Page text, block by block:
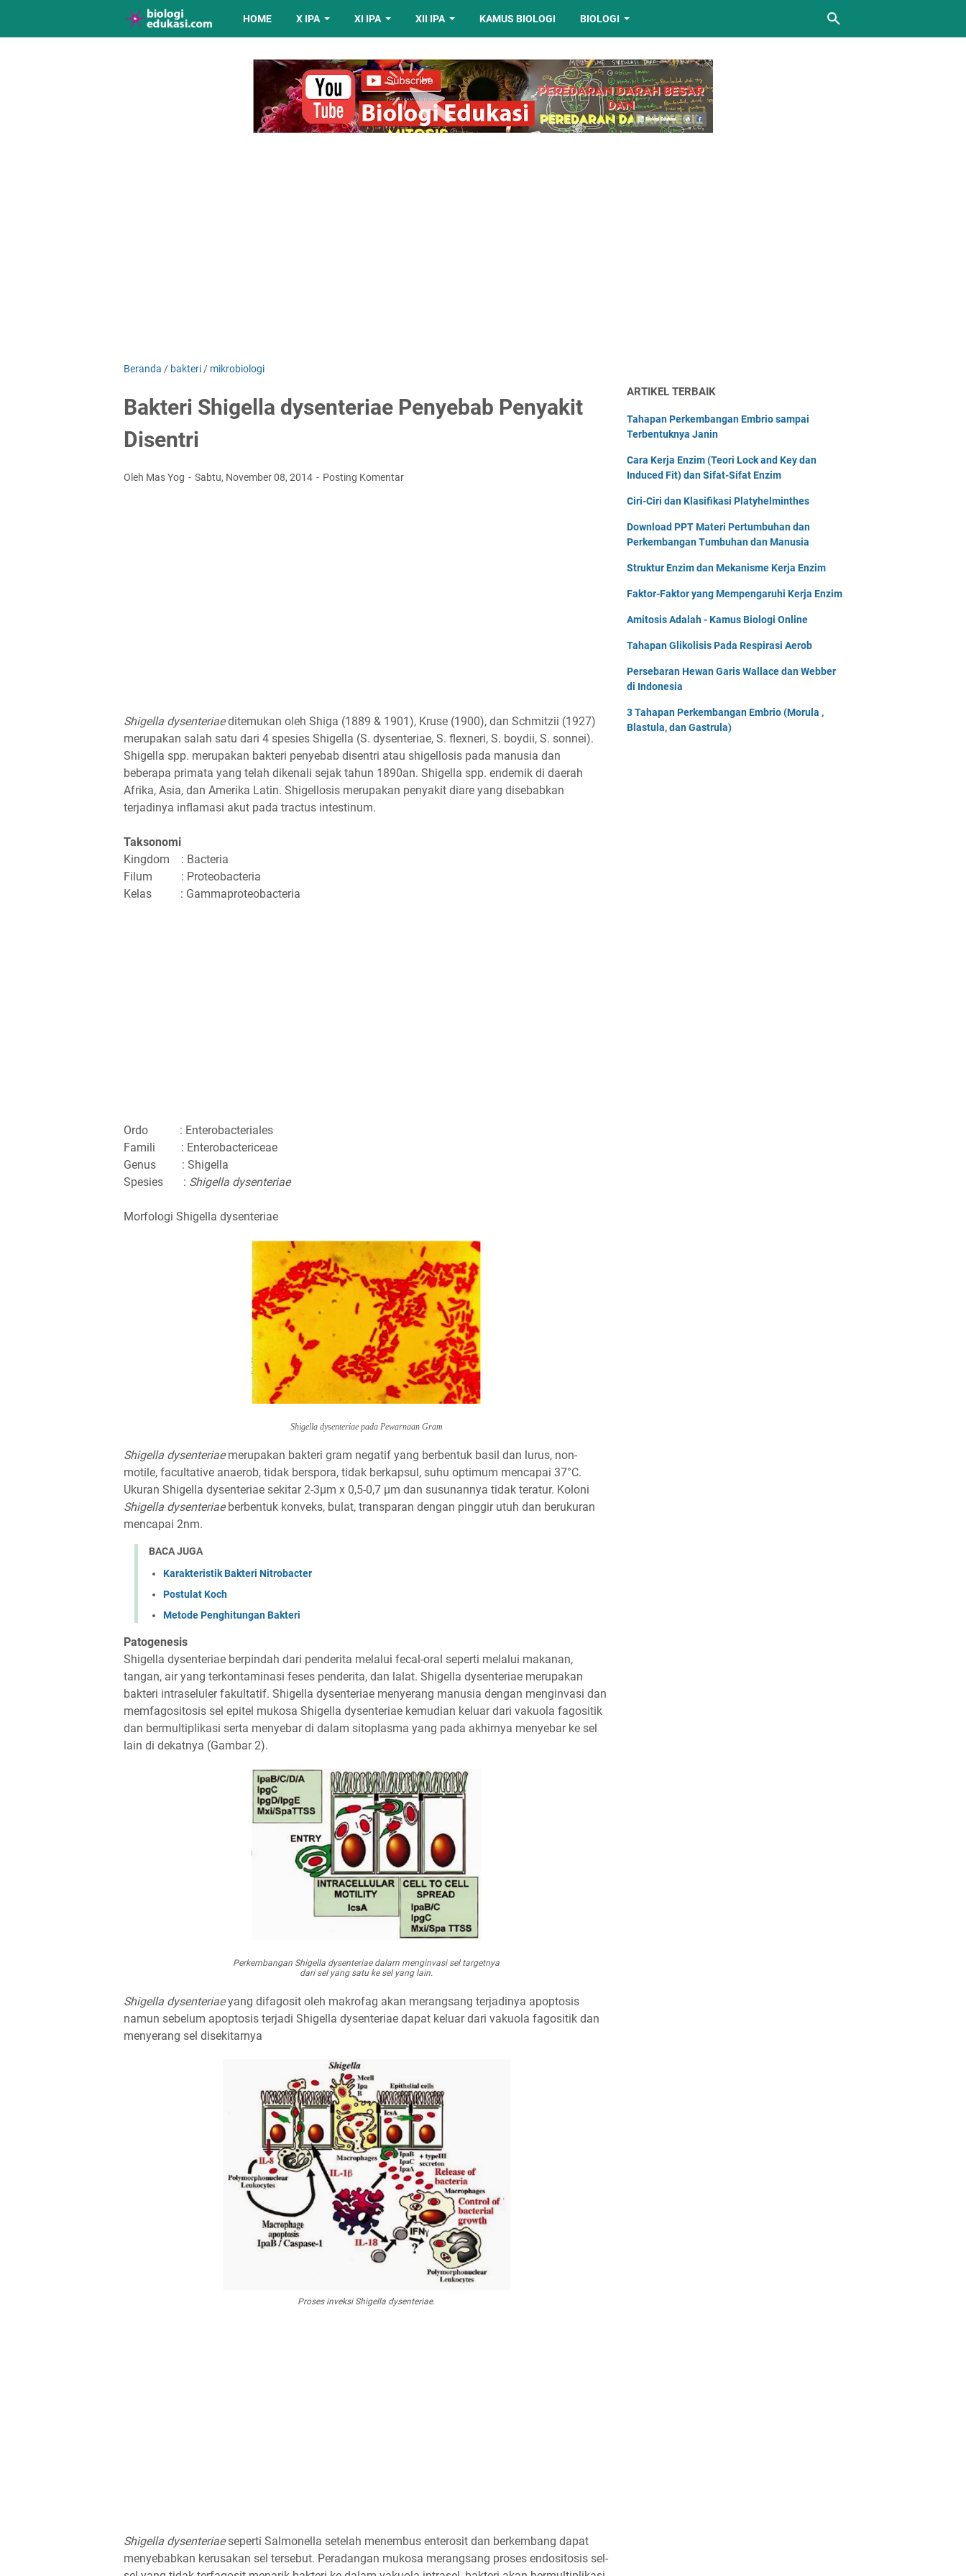
HOME X IPA XI IPA XII IPA KAMUS BIOLOGI BIOLOGI
Beranda / bakteri / mikrobiologi
Bakteri Shigella dysenteriae Penyebab Penyakit
Disentri
Oleh Mas Yog Sabtu, November 08, 2014 Posting Komentar
Shigella dysenteriaeditemukan oleh Shiga (1889 & 1901), Kruse (1900), dan Schmitzii (1927)
merupakan salah satu dari 4 spesies Shigella (S. dysenteriae, S. flexneri, S. boydii, S. sonnei).
Shigella spp. merupakan bakteri penyebab disentri atau shigellosis pada manusia dan
beberapa primata yang telah dikenali sejak tahun 1890an. Shigella spp. endemik di daerah
Afrika, Asia, dan Amerika Latin. Shigellosis merupakan penyakit diare yang disebabkan
terjadinya inflamasi akut pada tractus intestinum.
Taksonomi
Kingdom : Bacteria
Filum : Proteobacteria
Kelas : Gammaproteobacteria
Ordo : Enterobacteriales
Famili : Enterobactericeae
Genus : Shigella
Spesies : Shigella dysenteriae
Morfologi Shigella dysenteriae
Shigella dysenteriaepada Pewarnaan Gram
Shigella dysenteriaemerupakan bakteri gram negatif yang berbentuk basil dan lurus, non-
motile, facultative anaerob, tidak berspora, tidak berkapsul, suhu optimum mencapai 37°C.
Ukuran Shigella dysenteriae sekitar 2-3μm x 0,5-0,7 μm dan susunannya tidak teratur. Koloni
Shigella dysenteriae berbentuk konveks, bulat, transparan dengan pinggir utuh dan berukuran
mencapai 2nm.
BACA JUGA
Karakteristik Bakteri Nitrobacter
Postulat Koch
Metode Penghitungan Bakteri
Patogenesis
Shigella dysenteriae berpindah dari penderita melalui fecal-oral seperti melalui makanan,
tangan, air yang terkontaminasi feses penderita, dan lalat. Shigella dysenteriae merupakan
bakteri intraseluler fakultatif. Shigella dysenteriae menyerang manusia dengan menginvasi dan
memfagositosis sel epitel mukosa Shigella dysenteriae kemudian keluar dari vakuola fagositik
dan bermultiplikasi serta menyebar di dalam sitoplasma yang pada akhirnya menyebar ke sel
lain di dekatnya (Gambar 2).
Perkembangan Shigella dysenteriae dalam menginvasi sel targetnya
dari sel yang satu ke sel yang lain.
Shigella dysenteriaeyang difagosit oleh makrofag akan merangsang terjadinya apoptosis
namun sebelum apoptosis terjadi Shigella dysenteriae dapat keluar dari vakuola fagositik dan
menyerang sel disekitarnya
Proses inveksi Shigella dysenteriae.
Shigella dysenteriaeseperti Salmonella setelah menembus enterosit dan berkembang dapat
menyebabkan kerusakan sel tersebut. Peradangan mukosa merangsang proses endositosis sel-
ARTIKEL TERBAIK
Tahapan Perkembangan Embrio sampai
Terbentuknya Janin
Cara Kerja Enzim (Teori Lock and Key dan
Induced Fit) dan Sifat-Sifat Enzim
Ciri-Ciri dan Klasifikasi Platyhelminthes
Download PPT Materi Pertumbuhan dan
Perkembangan Tumbuhan dan Manusia
Struktur Enzim dan Mekanisme Kerja Enzim
Faktor-Faktor yang Mempengaruhi Kerja Enzim
Amitosis Adalah - Kamus Biologi Online
Tahapan Glikolisis Pada Respirasi Aerob
Persebaran Hewan Garis Wallace dan Webber
di Indonesia
3 Tahapan Perkembangan Embrio (Morula ,
Blastula, dan Gastrula)